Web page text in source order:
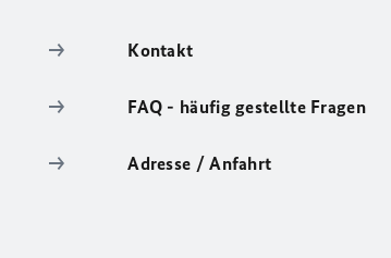
Kontakt
FAQ - häufig gestellte Fragen
Adresse / Anfahrt